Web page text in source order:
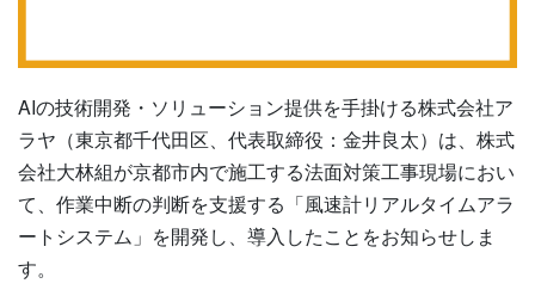
AIの技術開発・ソリューション提供を手掛ける株式会社ア
ラヤ（東京都千代田区、代表取締役：金井良太）は、株式
会社大林組が京都市内で施工する法面対策工事現場におい
て、作業中断の判断を支援する「風速計リアルタイムアラ
ートシステム」を開発し、導入したことをお知らせしま
す。